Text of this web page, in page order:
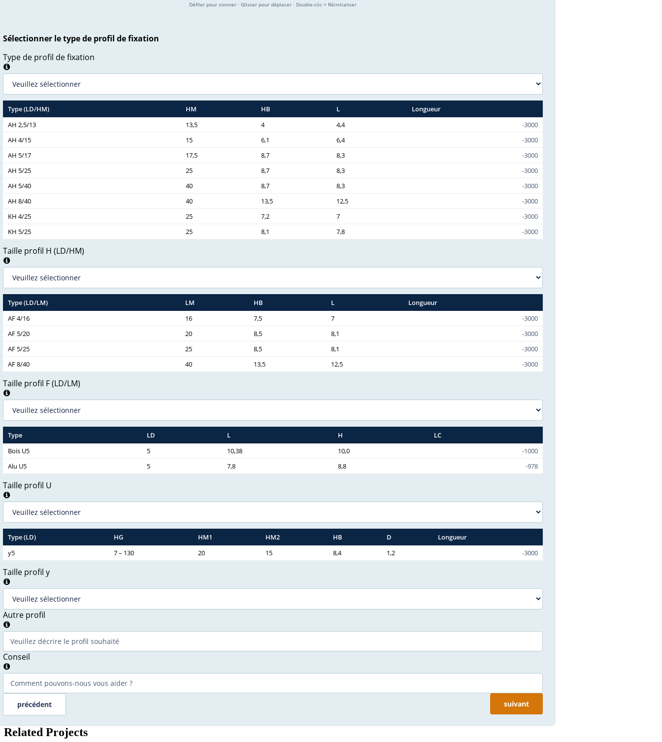
Défiler pour zoomer · Glisser pour déplacer · Double-clic = Réinitialiser
Sélectionner le type de profil de fixation
Type de profil de fixation
Type (LD/HM) HM HB L
Longueur
AH 2,5/13
13,5 4 4,4
-3000
AH 4/15
15 6,1 6,4
-3000
AH 5/17
17,5 8,7 8,3
-3000
AH 5/25
25 8,7 8,3
-3000
AH 5/40
40 8,7 8,3
-3000
AH 8/40
40 13,5 12,5
-3000
KH 4/25
25 7,2 7
-3000
KH 5/25
25 8,1 7,8 -3000
Taille profil H (LD/HM)
Type (LD/LM) LM HB L
Longueur
AF 4/16
16 7,5 7
-3000
AF 5/20
20 8,5 8,1
-3000
AF 5/25
25 8,5 8,1
-3000
AF 8/40
40 13,5 12,5 -3000
Taille profil F (LD/LM)
Type LD L H
LC
Bois U5
5 10,38 10,0
-1000
Alu U5
5 7,8 8,8 -978
Taille profil U
Type (LD) HG HM1 HM2 HB D
Longueur
y5
7 – 130 20 15 8,4 1,2 -3000
Taille profil y
Autre profil
Conseil
précédent suivant
Related Projects